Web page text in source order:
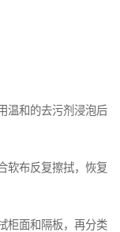
温和的去污剂浸泡后
软布反复擦拭，恢复
柜面和隔板，再分类